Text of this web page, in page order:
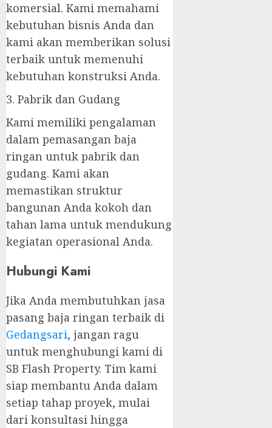
komersial. Kami memahami
kebutuhan bisnis Anda dan
kami akan memberikan solusi
terbaik untuk memenuhi
kebutuhan konstruksi Anda.
3. Pabrik dan Gudang
Kami memiliki pengalaman
dalam pemasangan baja
ringan untuk pabrik dan
gudang. Kami akan
memastikan struktur
bangunan Anda kokoh dan
tahan lama untuk mendukung
kegiatan operasional Anda.
Hubungi Kami
Jika Anda membutuhkan jasa
pasang baja ringan terbaik di
Gedangsari, jangan ragu
untuk menghubungi kami di
SB Flash Property. Tim kami
siap membantu Anda dalam
setiap tahap proyek, mulai
dari konsultasi hingga